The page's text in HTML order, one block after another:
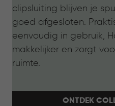
clipsluiting blijven je
goed afgesloten.
eenvoudig in gebruik,
makkelijker en zorgt
ruimte.
ONTDEK